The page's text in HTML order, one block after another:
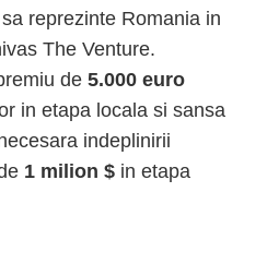
reprezinte Romania in
The Venture.
de5.000 euro
in etapa locala si sansa
indeplinirii
1 milion $ in etapa